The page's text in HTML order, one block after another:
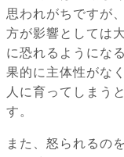
思われがちですが
方が影響としては
に恐れるようにな
果的に主体性がな
人に育ってしまう
す。
また、怒られるの